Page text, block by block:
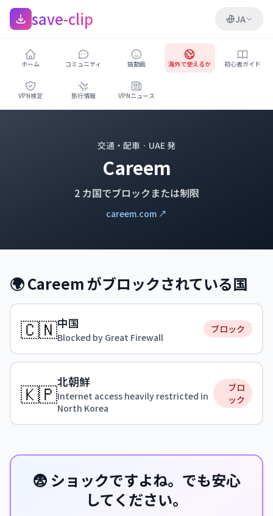
save-clip JA
ホーム コミュニティ 猫動画 海外で使えるか 初心者ガイド
VPN検定 旅行情報 VPNニュース
交通・配車 · UAE 発
Careem
2 カ国でブロックまたは制限
careem.com ↗
🌍 Careem がブロックされている国
🇨🇳中国
Blocked by Great Firewall
ブロック
🇰🇵北朝鮮
Internet access heavily restricted in
North Korea
ブロ
ック
😨 ショックですよね。でも安心
してください。